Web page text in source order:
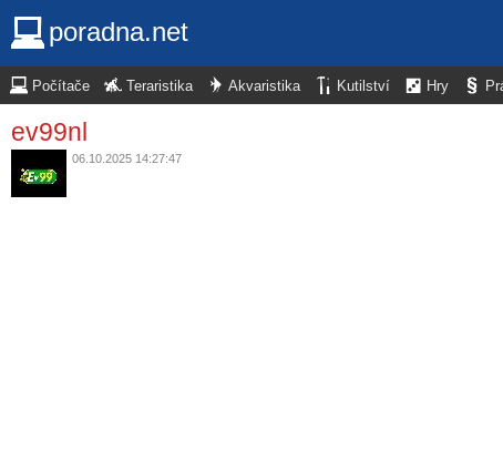
poradna.net
Počítače Teraristika Akvaristika Kutilství Hry
ev99nl
06.10.2025 14:27:47